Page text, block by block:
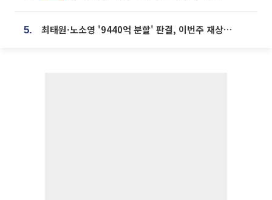
5. 최태원·노소영 '9440억 분할' 판결, 이번주 재상고 여부 주목